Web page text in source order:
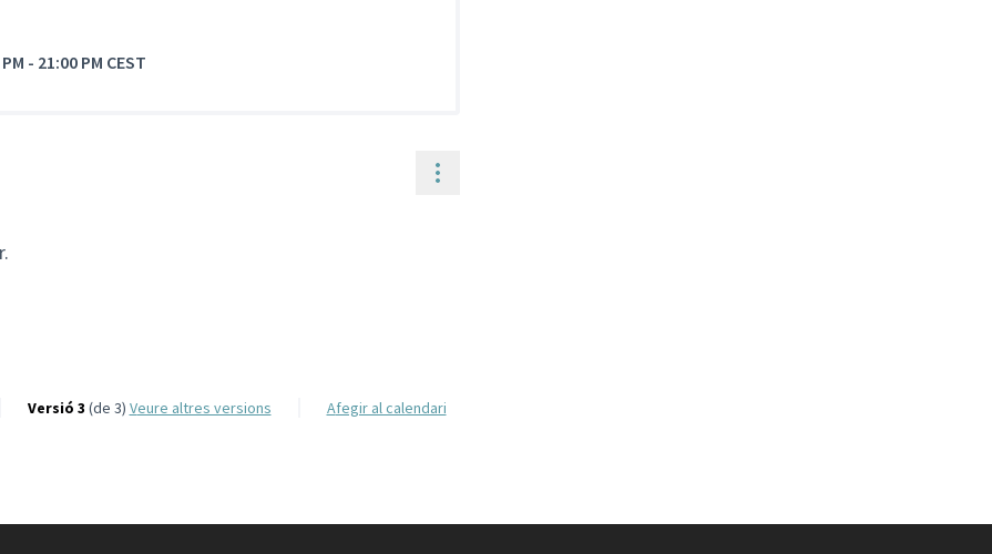
- 21:00 PM CEST
Controls de recursos
Versió 3 (de 3) veure altres versions Afegir al calendari